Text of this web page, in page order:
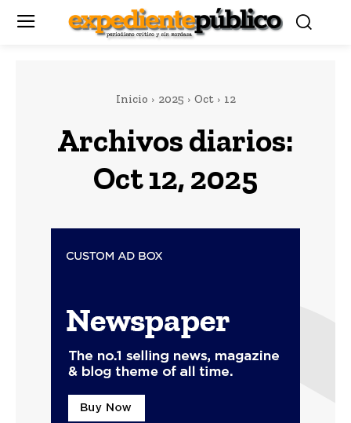
Inicio 2025 Oct 12
Archivos diarios:
Oct 12, 2025